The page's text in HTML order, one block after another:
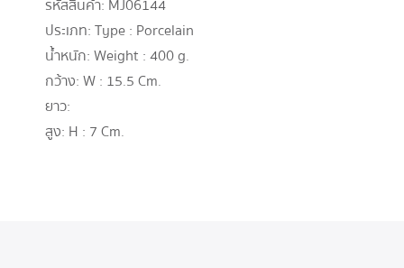
รหัสสินค้า: MJ06144
ประเภท:Type : Porcelain
น้ำหนัก:Weight : 400 g.
กว้าง:W : 15.5 Cm.
ยาว:
สูง: H : 7 Cm.